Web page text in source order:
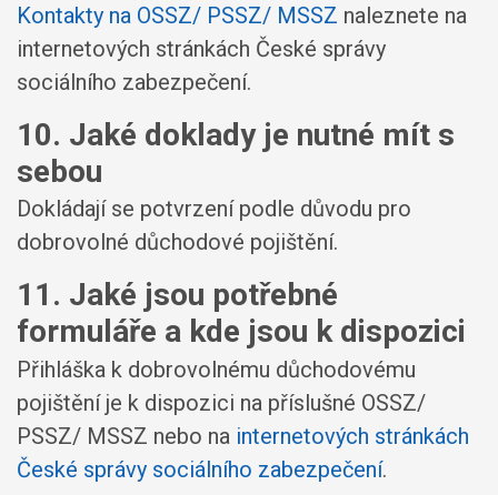
Kontakty na OSSZ/ PSSZ/ MSSZ naleznete na
internetových stránkách České správy
sociálního zabezpečení.
10. Jaké doklady je nutné mít s
sebou
Dokládají se potvrzení podle důvodu pro
dobrovolné důchodové pojištění.
11. Jaké jsou potřebné
formuláře a kde jsou k dispozici
Přihláška k dobrovolnému důchodovému
pojištění je k dispozici na příslušné OSSZ/
PSSZ/ MSSZ nebo na internetových stránkách
České správy sociálního zabezpečení.